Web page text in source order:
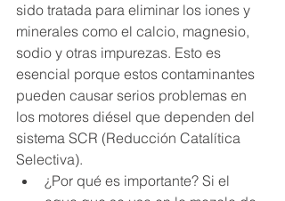
sido tratada para eliminar los iones y
minerales como el calcio, magnesio,
sodio y otras impurezas. Esto es
esencial porque estos contaminantes
pueden causar serios problemas en
los motores diésel que dependen del
sistema SCR (Reducción Catalítica
Selectiva).
¿Por qué es importante? Si el